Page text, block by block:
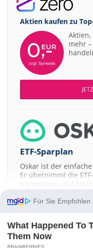
Aktien kaufen zu
Aktien,
mehr
ETF-Sparplan
Oskar ist der
Er übernimmt die
transparent und
Für Sie Empfohlen
What Happened To
Them Now
BRAINBERRIES